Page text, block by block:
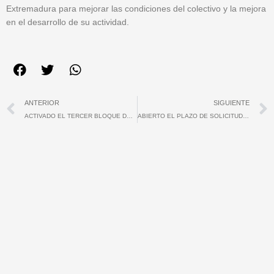
Extremadura para mejorar las condiciones del colectivo y la mejora
en el desarrollo de su actividad.
Ant
ANTERIOR
ACTIVADO EL TERCER BLOQUE DE LOS WEBINARS DE LA FJyD
SIGUIENTE
ABIERTO EL PLAZO DE SOLICITUDES PARA EL PROGRAMA DIE